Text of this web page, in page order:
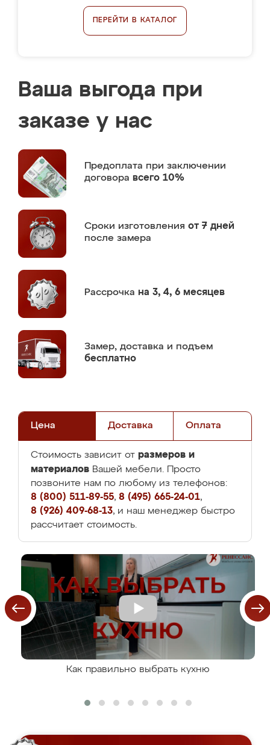
ПЕРЕЙТИ В КАТАЛОГ
Ваша выгода при
заказе у нас
Предоплата при заключении
договора всего 10%
Сроки изготовления от 7 дней
после замера
Рассрочка на 3, 4, 6 месяцев
Замер, доставка и подъем
бесплатно
Цена Доставка Оплата
Стоимость зависит от размеров и
материалов Вашей мебели. Просто
позвоните нам по любому из телефонов:
8 (800) 511-89-55, 8 (495) 665-24-01,
8 (926) 409-68-13, и наш менеджер быстро
рассчитает стоимость.
Как правильно выбрать кухню